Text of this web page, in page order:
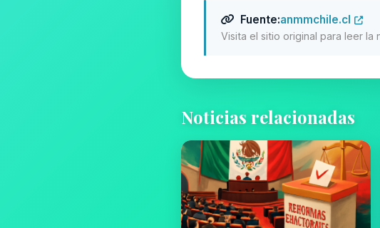
Fuente:anmmchile.cl
Visita el sitio original para leer la
Noticias relacionadas